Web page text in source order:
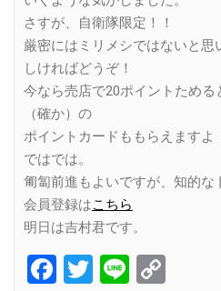
さすが、自衛隊限定！！
厳密にはミリメシではないと思
しければどうぞ！
今なら売店で20ポイントためる
（確か）の
ポイントカードももらえますよ
ではでは。
匍匐前進もよいですが、知的な
会員登録はこちら
明日は吉村君です。
Facebook
Twitter
Line